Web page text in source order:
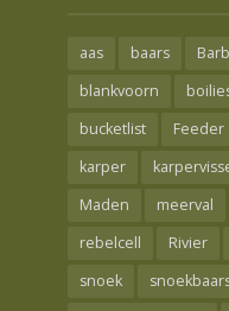
aas baars
blankvoorn
bucketlist
Feeder
karper
Maden
meerval
rebelcell
Rivier
snoek